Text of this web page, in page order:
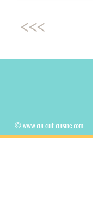
de coco râpée 200 g
sucre semoule 25
© www.cui-cuit-cuisine.com